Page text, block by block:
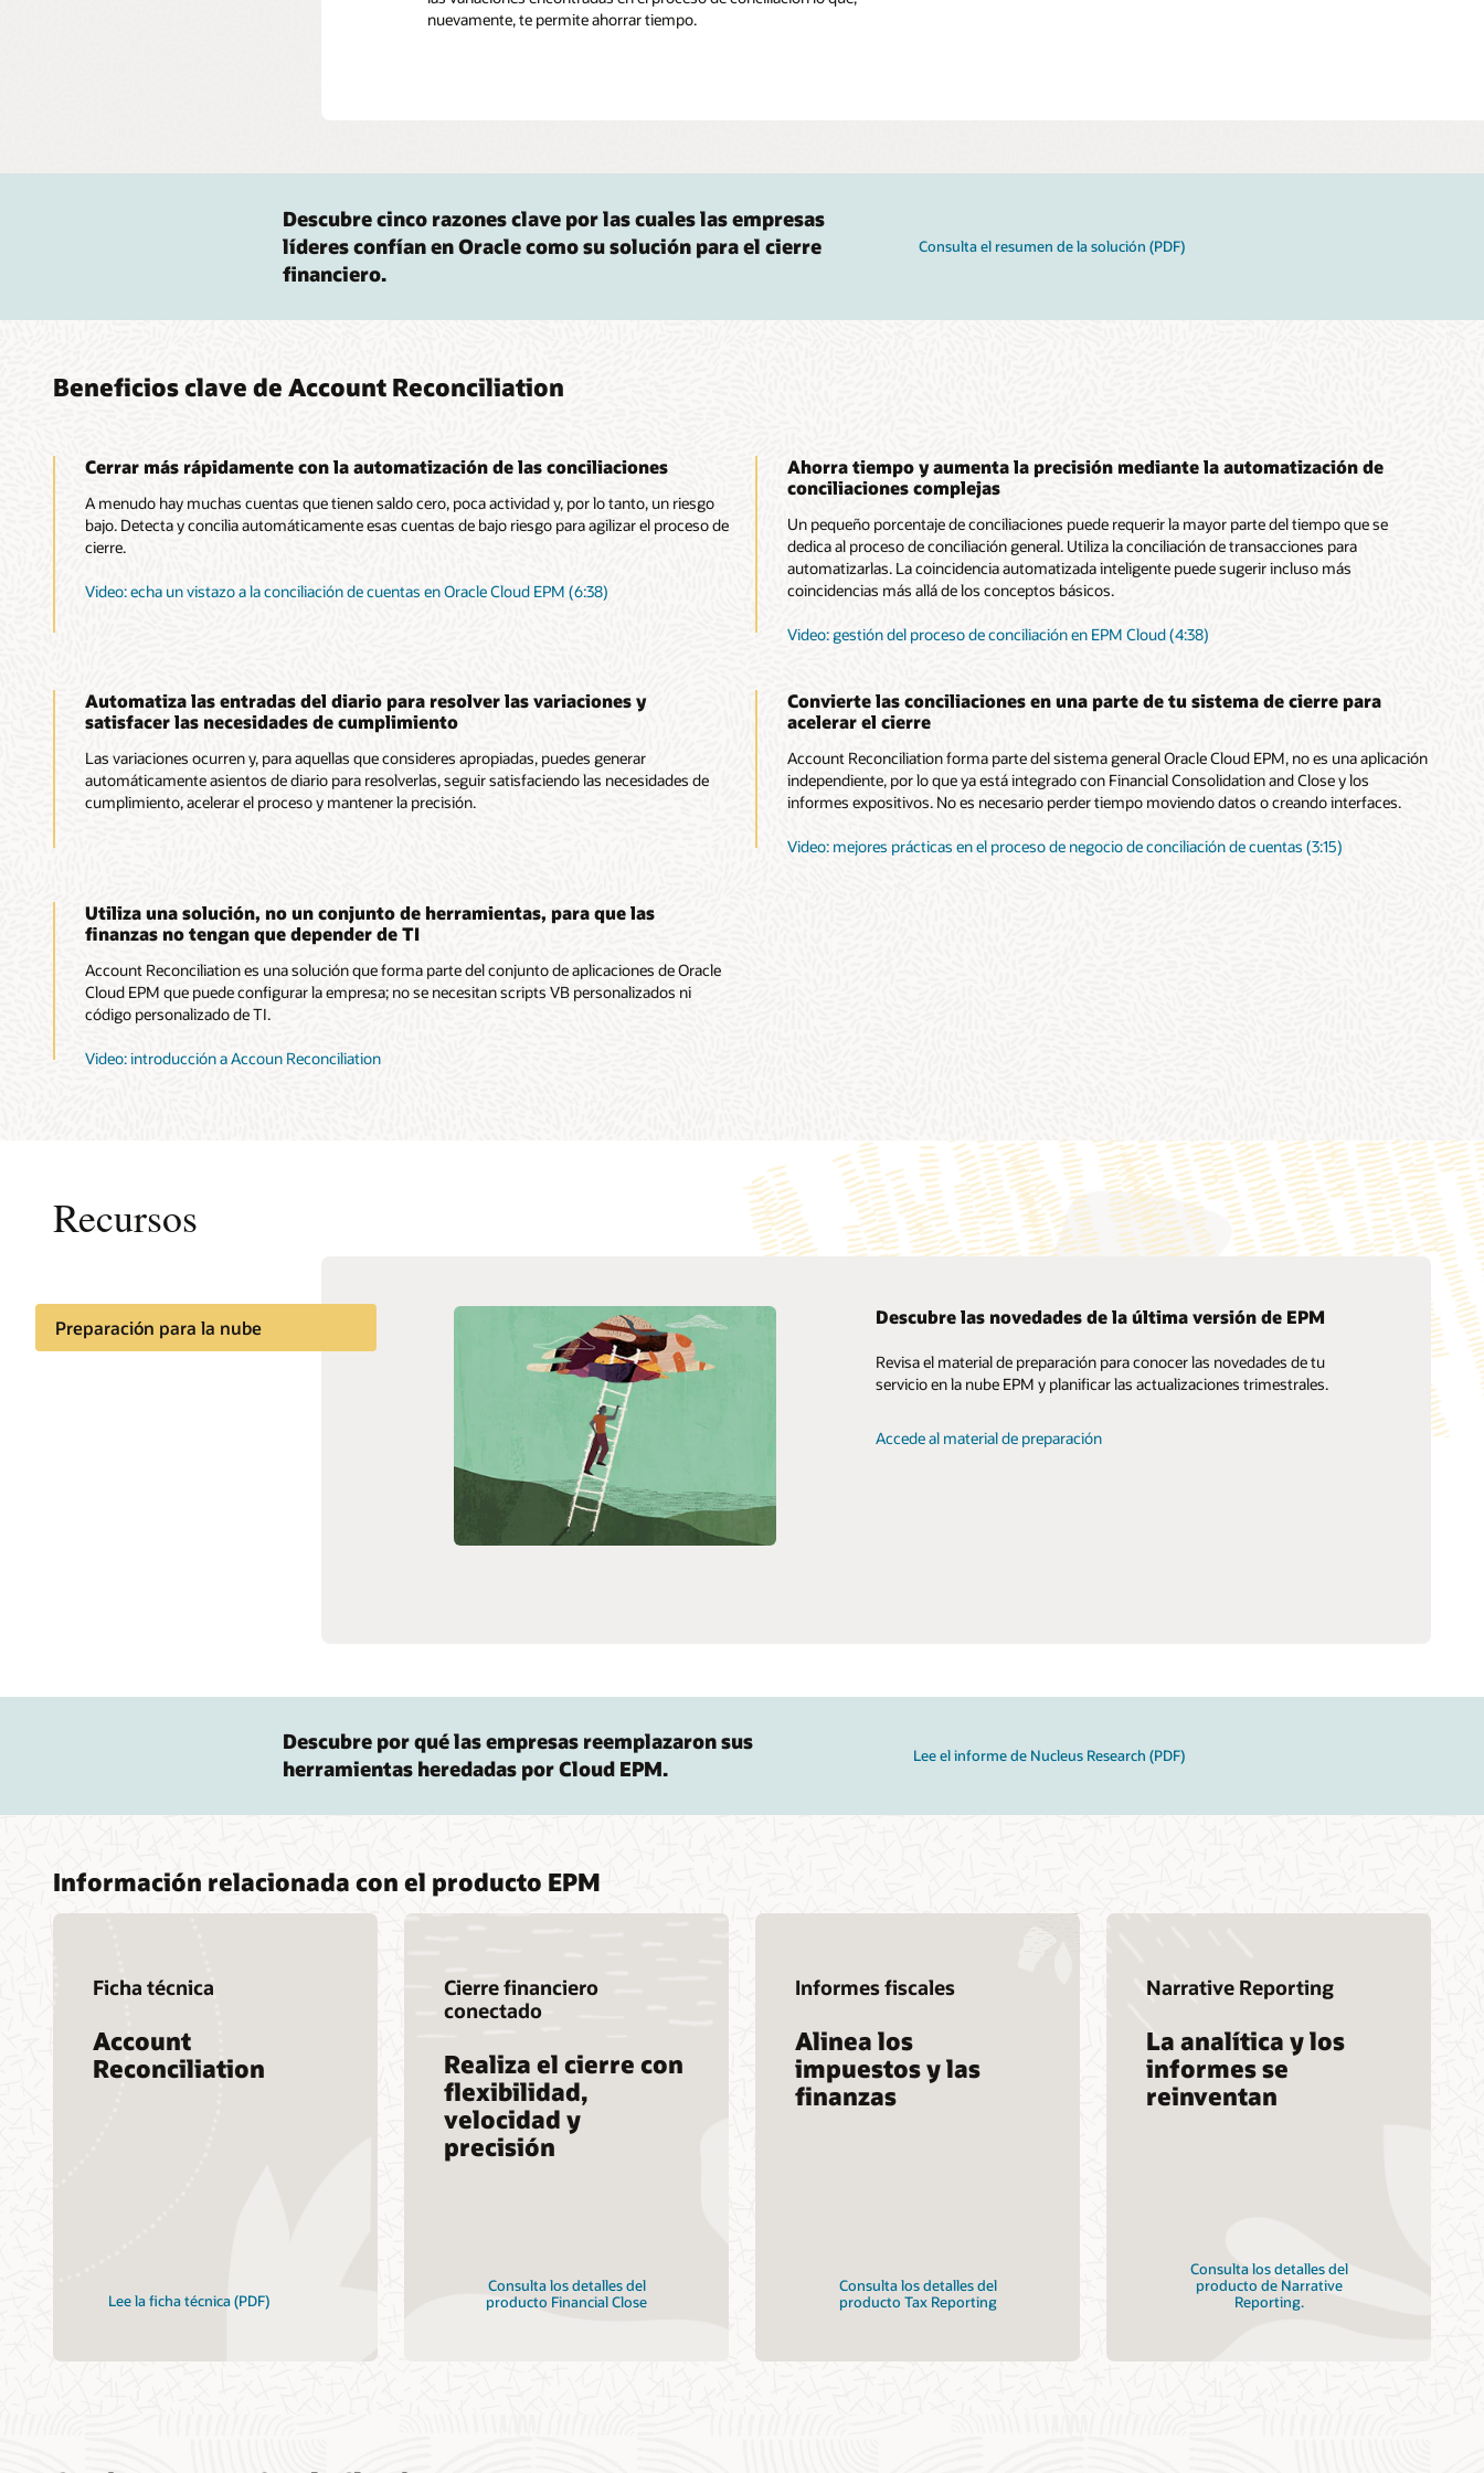
nuevamente, te permite ahorrar tiempo.
Descubre cinco razones clave por las cuales las empresas
líderes confían en Oracle como su solución para el cierre
financiero.
Consulta el resumen de la solución (PDF)
Beneficios clave de Account Reconciliation
Cerrar más rápidamente con la automatización de las conciliaciones
A menudo hay muchas cuentas que tienen saldo cero, poca actividad y, por lo tanto, un riesgo
bajo. Detecta y concilia automáticamente esas cuentas de bajo riesgo para agilizar el proceso de
cierre.
Video: echa un vistazo a la conciliación de cuentas en Oracle Cloud EPM (6:38)
Ahorra tiempo y aumenta la precisión mediante la automatización de
conciliaciones complejas
Un pequeño porcentaje de conciliaciones puede requerir la mayor parte del tiempo que se
dedica al proceso de conciliación general. Utiliza la conciliación de transacciones para
automatizarlas. La coincidencia automatizada inteligente puede sugerir incluso más
coincidencias más allá de los conceptos básicos.
Video: gestión del proceso de conciliación en EPM Cloud (4:38)
Automatiza las entradas del diario para resolver las variaciones y
satisfacer las necesidades de cumplimiento
Las variaciones ocurren y, para aquellas que consideres apropiadas, puedes generar
automáticamente asientos de diario para resolverlas, seguir satisfaciendo las necesidades de
cumplimiento, acelerar el proceso y mantener la precisión.
Convierte las conciliaciones en una parte de tu sistema de cierre para
acelerar el cierre
Account Reconciliation forma parte del sistema general Oracle Cloud EPM, no es una aplicación
independiente, por lo que ya está integrado con Financial Consolidation and Close y los
informes expositivos. No es necesario perder tiempo moviendo datos o creando interfaces.
Video: mejores prácticas en el proceso de negocio de conciliación de cuentas (3:15)
Utiliza una solución, no un conjunto de herramientas, para que las
finanzas no tengan que depender de TI
Account Reconciliation es una solución que forma parte del conjunto de aplicaciones de Oracle
Cloud EPM que puede configurar la empresa; no se necesitan scripts VB personalizados ni
código personalizado de TI.
Video: introducción a Accoun Reconciliation
Recursos
Preparación para la nube Descubre las novedades de la última versión de EPM
Revisa el material de preparación para conocer las novedades de tu
servicio en la nube EPM y planificar las actualizaciones trimestrales.
Accede al material de preparación
My Oracle Support
Servicios de migración de Soar a la nube
Consultoría
Descubre por qué las empresas reemplazaron sus
herramientas heredadas por Cloud EPM.
Lee el informe de Nucleus Research (PDF)
Información relacionada con el producto EPM
Ficha técnica
Account
Reconciliation
Lee la ficha técnica (PDF)
Cierre financiero
conectado
Realiza el cierre con
flexibilidad,
velocidad y
precisión
Consulta los detalles del
producto Financial Close
Informes fiscales
Alinea los
impuestos y las
finanzas
Consulta los detalles del
producto Tax Reporting
Narrative Reporting
La analítica y los
informes se
reinventan
Consulta los detalles del
producto de Narrative
Reporting.